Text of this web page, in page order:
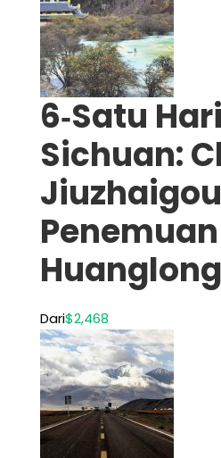
6‑Satu
Sichuan:
Penemuan
Huanglong
Dari$2,468